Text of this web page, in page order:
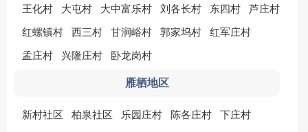
王化村 大屯村 大中富乐村 刘各长村 东四村 芦庄村
红螺镇村 西三村 甘涧峪村 郭家坞村 红军庄村
孟庄村 兴隆庄村 卧龙岗村
雁栖地区
新村社区 柏泉社区 乐园庄村 陈各庄村 下庄村